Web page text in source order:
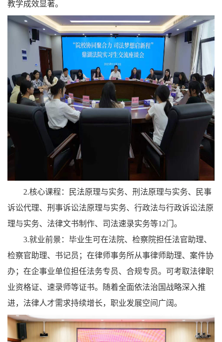
教学成效显著。
2.核心课程：
民法原理与实务、刑法原理与实务、民事
诉讼代理、刑事诉讼法原理与实务、行政法与行政诉讼法原
理与实务、法律文书制作、司法速录实务等12门。
3.就业前景： 毕业生可在法院、检察院担任法官助理、
检察官助理、书记员；在律师事务所从事律师助理、案件协
办；在企事业单位担任法务专员、合规专员。可考取法律职
业资格证、速录师等证书。随着全面依法治国战略深入推
进，法律人才需求持续增长，职业发展空间广阔。